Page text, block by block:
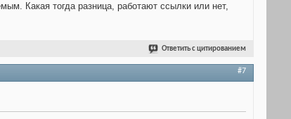
Какая тогда разница, работают ссылки или нет,
Ответить с цитированием
#7